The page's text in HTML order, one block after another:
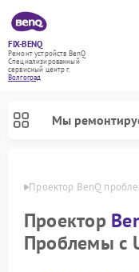
FIX-BENQ
Ремонт устройств BenQ
Специализированный
cервисный центр г.
Волгоград
Мы
Проектор BenQ
Проектор
Проблемы с